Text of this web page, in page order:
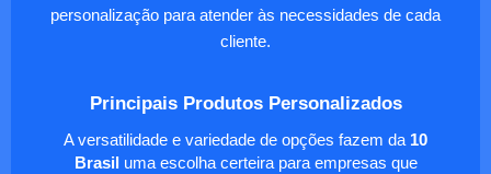
personalização para atender às necessidades de cada
cliente.
Principais Produtos Personalizados
A versatilidade e variedade de opções fazem da 10
Brasil uma escolha certeira para empresas que